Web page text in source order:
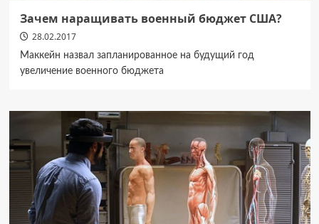
Зачем наращивать военный бюджет США?
28.02.2017
Маккейн назвал запланированное на будущий год
увеличение военного бюджета